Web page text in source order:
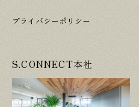
プライバシーポリシー
S.CONNECT本社